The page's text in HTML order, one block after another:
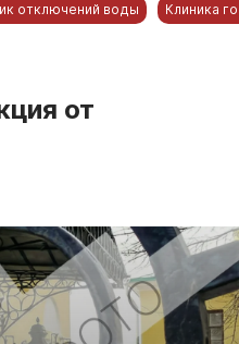
отключений воды Клиника
от